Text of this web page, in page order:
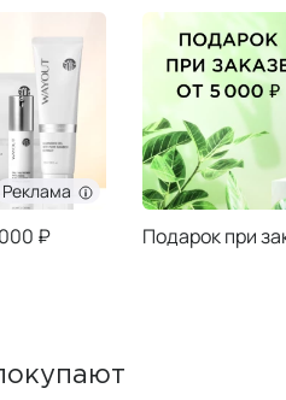
Реклама
₽ Подарок при